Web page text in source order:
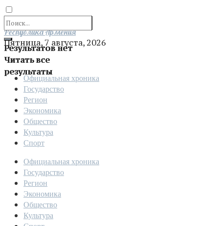
Результатов нет
Читать все
результаты
Отправить
Республика Армения
Пятница, 7 августа, 2026
Официальная хроника
Государство
Регион
Экономика
Общество
Культура
Спорт
Официальная хроника
Государство
Регион
Экономика
Общество
Культура